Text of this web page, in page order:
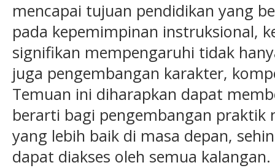
mencapai tujuan pendidikan yang
pada kepemimpinan instruksional,
signifikan mempengaruhi tidak
juga pengembangan karakter,
Temuan ini diharapkan dapat
berarti bagi pengembangan praktik
yang lebih baik di masa depan,
dapat diakses oleh semua kalangan.